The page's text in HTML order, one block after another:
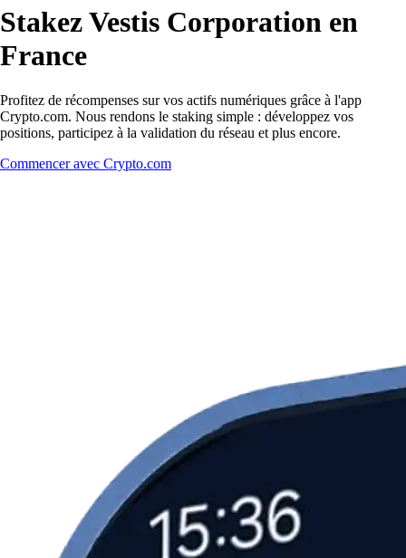
Stakez Vestis Corporation en
France
Profitez de récompenses sur vos actifs numériques grâce à l'app
Crypto.com. Nous rendons le staking simple : développez vos
positions, participez à la validation du réseau et plus encore.
Commencer avec Crypto.com